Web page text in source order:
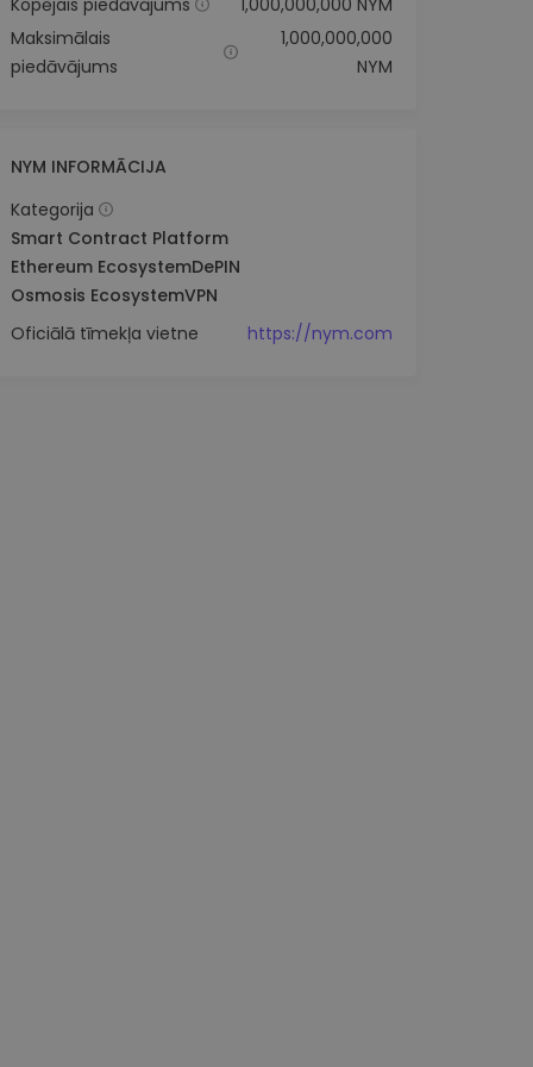
Kopējais piedāvājums
1,000,000,000 NYM
Maksimālais
piedāvājums
1,000,000,000
NYM
NYM INFORMĀCIJA
Kategorija
Smart Contract Platform
Ethereum EcosystemDePIN
Osmosis EcosystemVPN
Oficiālā tīmekļa vietne
https://nym.com